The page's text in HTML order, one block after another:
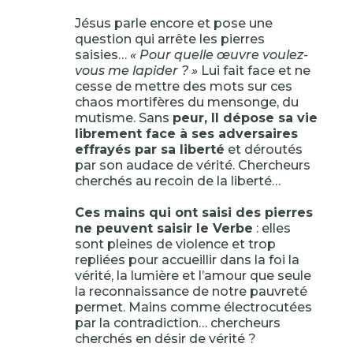
Jésus parle encore et pose une
question qui arrête les pierres
saisies… « Pour quelle œuvre voulez-
vous me lapider ? » Lui fait face et ne
cesse de mettre des mots sur ces
chaos mortifères du mensonge, du
mutisme. Sans peur, Il dépose sa vie
librement face à ses adversaires
effrayés par sa liberté et déroutés
par son audace de vérité. Chercheurs
cherchés au recoin de la liberté…
Ces mains qui ont saisi des pierres
ne peuvent saisir le Verbe : elles
sont pleines de violence et trop
repliées pour accueillir dans la foi la
vérité, la lumière et l’amour que seule
la reconnaissance de notre pauvreté
permet. Mains comme électrocutées
par la contradiction… chercheurs
cherchés en désir de vérité ?